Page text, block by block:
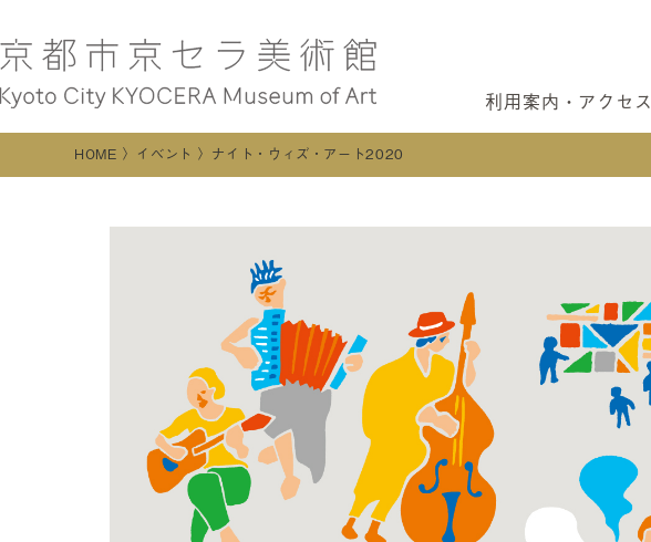
利用案内・アクセス
HOME イベント ナイト・ウィズ・アート2020